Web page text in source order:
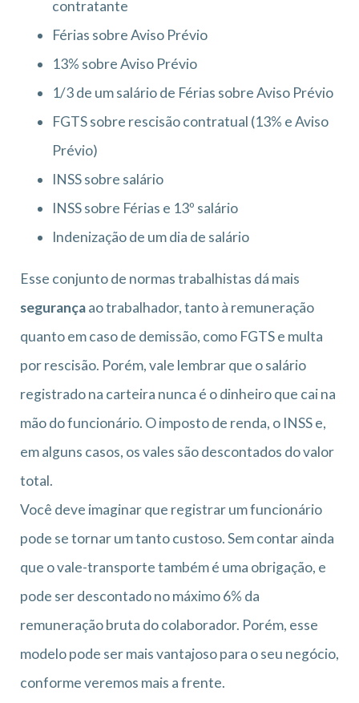
contratante
Férias sobre Aviso Prévio
13% sobre Aviso Prévio
1/3 de um salário de Férias sobre Aviso Prévio
FGTS sobre rescisão contratual (13% e Aviso
Prévio)
INSS sobre salário
INSS sobre Férias e 13º salário
Indenização de um dia de salário
Esse conjunto de normas trabalhistas dá mais
segurançaao trabalhador, tanto à remuneração
quanto em caso de demissão, como FGTS e multa
por rescisão. Porém, vale lembrar que o salário
registrado na carteira nunca é o dinheiro que cai na
mão do funcionário. O imposto de renda, o INSS e,
em alguns casos, os vales são descontados do valor
total.
Você deve imaginar que registrar um funcionário
pode se tornar um tanto custoso. Sem contar ainda
que o vale-transporte também é uma obrigação, e
pode ser descontado no máximo 6% da
remuneração bruta do colaborador. Porém, esse
modelo pode ser mais vantajoso para o seu negócio,
conforme veremos mais a frente.